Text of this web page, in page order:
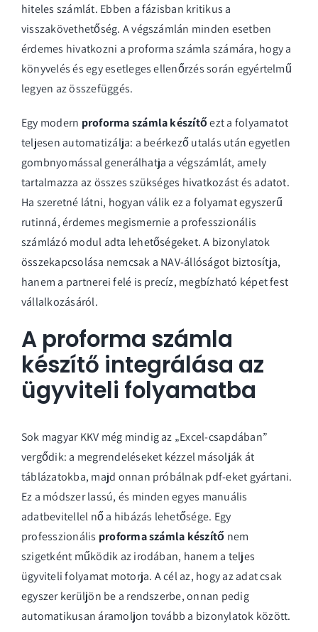
hiteles számlát. Ebben a fázisban kritikus a
visszakövethetőség. A végszámlán minden esetben
érdemes hivatkozni a proforma számla számára, hogy a
könyvelés és egy esetleges ellenőrzés során egyértelmű
legyen az összefüggés.
Egy modern proforma számla készítőezt a folyamatot
teljesen automatizálja: a beérkező utalás után egyetlen
gombnyomással generálhatja a végszámlát, amely
tartalmazza az összes szükséges hivatkozást és adatot.
Ha szeretné látni, hogyan válik ez a folyamat egyszerű
rutinná, érdemes megismernie a professzionális
számlázó modul adta lehetőségeket. A bizonylatok
összekapcsolása nemcsak a NAV-állóságot biztosítja,
hanem a partnerei felé is precíz, megbízható képet fest
vállalkozásáról.
A proforma számla
készítő integrálása az
ügyviteli folyamatba
Sok magyar KKV még mindig az „Excel-csapdában”
vergődik: a megrendeléseket kézzel másolják át
táblázatokba, majd onnan próbálnak pdf-eket gyártani.
Ez a módszer lassú, és minden egyes manuális
adatbevitellel nő a hibázás lehetősége. Egy
professzionális proforma számla készítő nem
szigetként működik az irodában, hanem a teljes
ügyviteli folyamat motorja. A cél az, hogy az adat csak
egyszer kerüljön be a rendszerbe, onnan pedig
automatikusan áramoljon tovább a bizonylatok között.